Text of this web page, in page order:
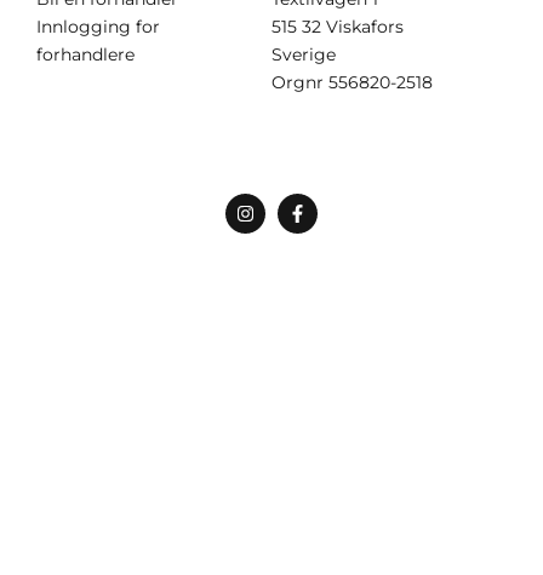
Innlogging for
forhandlere
515 32 Viskafors
Sverige
Orgnr 556820-2518